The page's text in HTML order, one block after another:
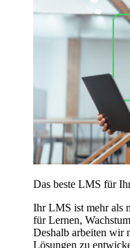
Das beste LMS für
Ihr LMS ist mehr als
für Lernen,
Deshalb arbeiten wir
Lösungen zu